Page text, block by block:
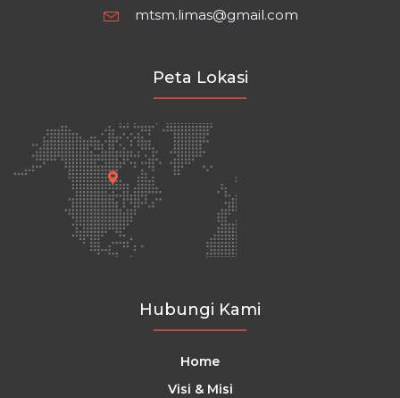
mtsm.limas@gmail.com
Peta Lokasi
Hubungi Kami
Home
Visi & Misi